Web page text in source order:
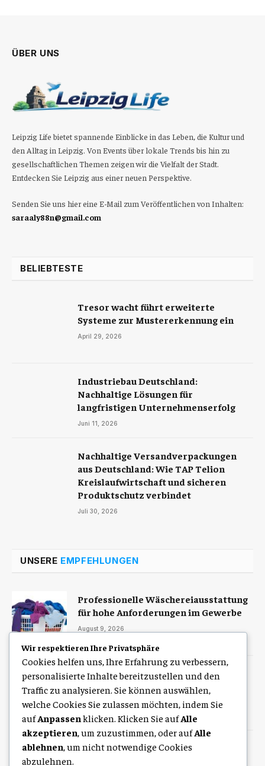
ÜBER UNS
Leipzig Life bietet spannende Einblicke in das Leben, die Kultur und
den Alltag in Leipzig. Von Events über lokale Trends bis hin zu
gesellschaftlichen Themen zeigen wir die Vielfalt der Stadt.
Entdecken Sie Leipzig aus einer neuen Perspektive.
Senden Sie uns hier eine E-Mail zum Veröffentlichen von Inhalten:
saraaly88n@gmail.com
BELIEBTESTE
Tresor wacht führt erweiterte
Systeme zur Mustererkennung ein
April 29, 2026
Industriebau Deutschland:
Nachhaltige Lösungen für
langfristigen Unternehmenserfolg
Juni 11, 2026
Nachhaltige Versandverpackungen
aus Deutschland: Wie TAP Telion
Kreislaufwirtschaft und sicheren
Produktschutz verbindet
Juli 30, 2026
UNSERE EMPFEHLUNGEN
Professionelle Wäschereiausstattung
für hohe Anforderungen im Gewerbe
August 9, 2026
Großwäscherei Ausstattung für
professionelle Wäschelogistik und
Arbeitsabläufe
August 9, 2026
Uiwang Business Trip Massage for
Wir respektieren Ihre Privatsphäre
Cookies helfen uns, Ihre Erfahrung zu verbessern,
personalisierte Inhalte bereitzustellen und den
Traffic zu analysieren. Sie können auswählen,
welche Cookies Sie zulassen möchten, indem Sie
aufAnpassen klicken. Klicken Sie aufAlle
akzeptieren, um zuzustimmen, oder aufAlle
ablehnen, um nicht notwendige Cookies
abzulehnen.